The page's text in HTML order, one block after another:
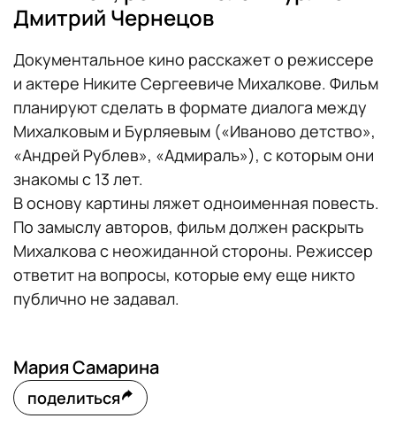
Дмитрий Чернецов
Документальное кино расскажет о режиссере
и актере Никите Сергеевиче Михалкове. Фильм
планируют сделать в формате диалога между
Михалковым и Бурляевым («Иваново детство»,
«Андрей Рублев», «Адмиралъ»), с которым они
знакомы с 13 лет.
В основу картины ляжет одноименная повесть.
По замыслу авторов, фильм должен раскрыть
Михалкова с неожиданной стороны. Режиссер
ответит на вопросы, которые ему еще никто
публично не задавал.
Мария Самарина
поделиться